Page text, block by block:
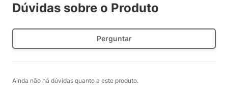
Dúvidas sobre o Produto
Perguntar
Ainda não há dúvidas quanto a este produto.